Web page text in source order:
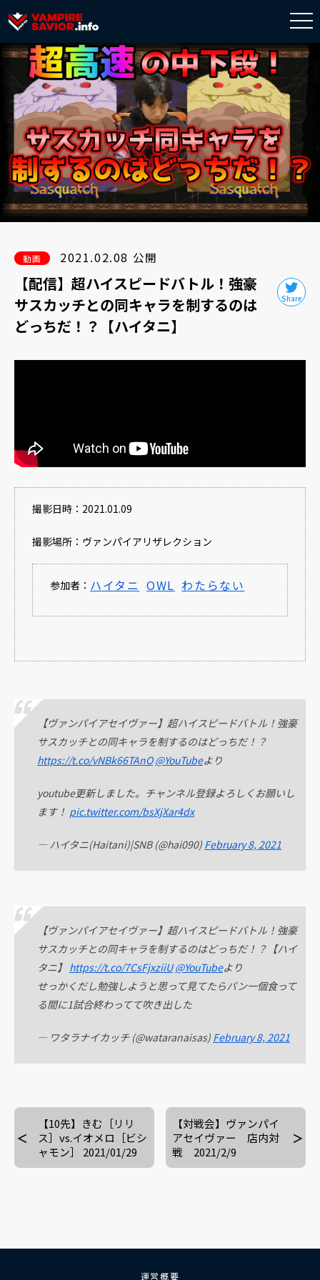
動画 2021.02.08 公開
【配信】超ハイスピードバトル！強豪
サスカッチとの同キャラを制するのは
どっちだ！？【ハイタニ】
撮影日時：2021.01.09
撮影場所：ヴァンパイアリザレクション
参加者： ハイタニ OWL わたらない
【ヴァンパイアセイヴァー】超ハイスピードバトル！強豪
サスカッチとの同キャラを制するのはどっちだ！？
https://t.co/vNBk66TAnO @YouTubeより
youtube更新しました。チャンネル登録よろしくお願いし
ます！ pic.twitter.com/bsXjXar4dx
— ハイタニ(Haitani)|SNB (@hai090) February 8, 2021
【ヴァンパイアセイヴァー】超ハイスピードバトル！強豪
サスカッチとの同キャラを制するのはどっちだ！？【ハイ
タニ】 https://t.co/7CsFjxziiU @YouTubeより
せっかくだし勉強しようと思って見てたらパン一個食って
る間に1試合終わってて吹き出した
— ワタラナイカッチ (@wataranaisas) February 8, 2021
【10先】きむ［リリ
ス］vs.イオメロ［ビシ
ャモン］ 2021/01/29
【対戦会】ヴァンパイ
アセイヴァー 店内対
戦 2021/2/9
運営概要